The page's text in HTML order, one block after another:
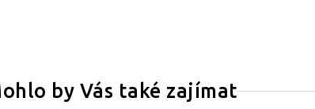
by Vás také zajímat